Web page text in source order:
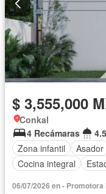
$ 3,555,000
Conkal
4 Recámaras
Zona infantil
Asador
Cocina integral
06/07/2026 en - Promotora